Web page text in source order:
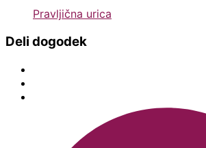
Pravljična urica
Deli dogodek